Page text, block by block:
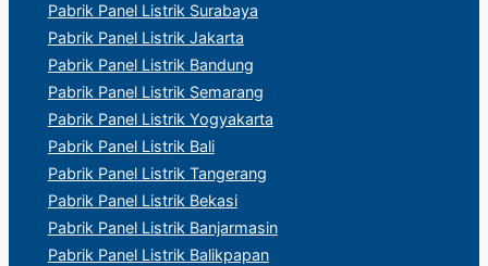
Pabrik Panel Listrik Surabaya
Pabrik Panel Listrik Jakarta
Pabrik Panel Listrik Bandung
Pabrik Panel Listrik Semarang
Pabrik Panel Listrik Yogyakarta
Pabrik Panel Listrik Bali
Pabrik Panel Listrik Tangerang
Pabrik Panel Listrik Bekasi
Pabrik Panel Listrik Banjarmasin
Pabrik Panel Listrik Balikpapan